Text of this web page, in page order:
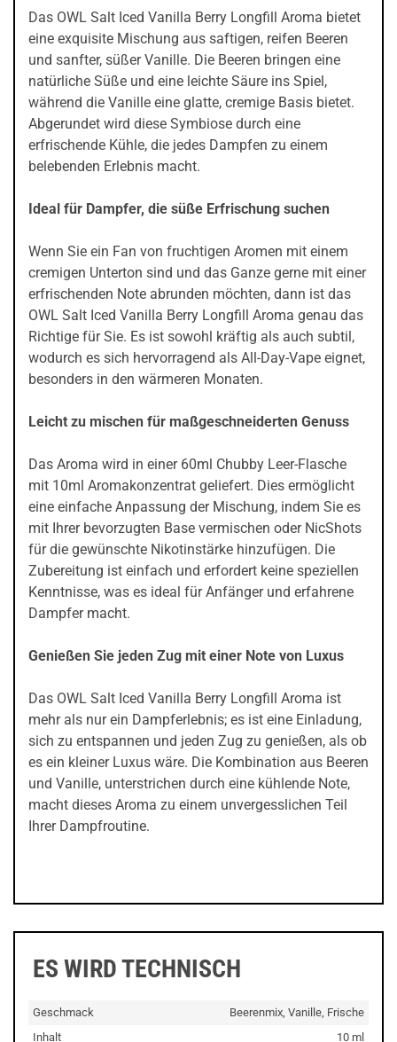
Das OWL Salt Iced Vanilla Berry Longfill Aroma bietet
eine exquisite Mischung aus saftigen, reifen Beeren
und sanfter, süßer Vanille. Die Beeren bringen eine
natürliche Süße und eine leichte Säure ins Spiel,
während die Vanille eine glatte, cremige Basis bietet.
Abgerundet wird diese Symbiose durch eine
erfrischende Kühle, die jedes Dampfen zu einem
belebenden Erlebnis macht.
Ideal für Dampfer, die süße Erfrischung suchen
Wenn Sie ein Fan von fruchtigen Aromen mit einem
cremigen Unterton sind und das Ganze gerne mit einer
erfrischenden Note abrunden möchten, dann ist das
OWL Salt Iced Vanilla Berry Longfill Aroma genau das
Richtige für Sie. Es ist sowohl kräftig als auch subtil,
wodurch es sich hervorragend als All-Day-Vape eignet,
besonders in den wärmeren Monaten.
Leicht zu mischen für maßgeschneiderten Genuss
Das Aroma wird in einer 60ml Chubby Leer-Flasche
mit 10ml Aromakonzentrat geliefert. Dies ermöglicht
eine einfache Anpassung der Mischung, indem Sie es
mit Ihrer bevorzugten Base vermischen oder NicShots
für die gewünschte Nikotinstärke hinzufügen. Die
Zubereitung ist einfach und erfordert keine speziellen
Kenntnisse, was es ideal für Anfänger und erfahrene
Dampfer macht.
Genießen Sie jeden Zug mit einer Note von Luxus
Das OWL Salt Iced Vanilla Berry Longfill Aroma ist
mehr als nur ein Dampferlebnis; es ist eine Einladung,
sich zu entspannen und jeden Zug zu genießen, als ob
es ein kleiner Luxus wäre. Die Kombination aus Beeren
und Vanille, unterstrichen durch eine kühlende Note,
macht dieses Aroma zu einem unvergesslichen Teil
Ihrer Dampfroutine.
ES WIRD TECHNISCH
Geschmack
Beerenmix, Vanille, Frische
Inhalt
10 ml